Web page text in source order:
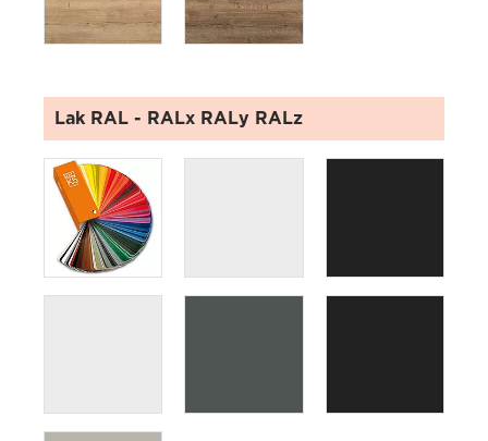
Lak RAL - RALx RALy RALz